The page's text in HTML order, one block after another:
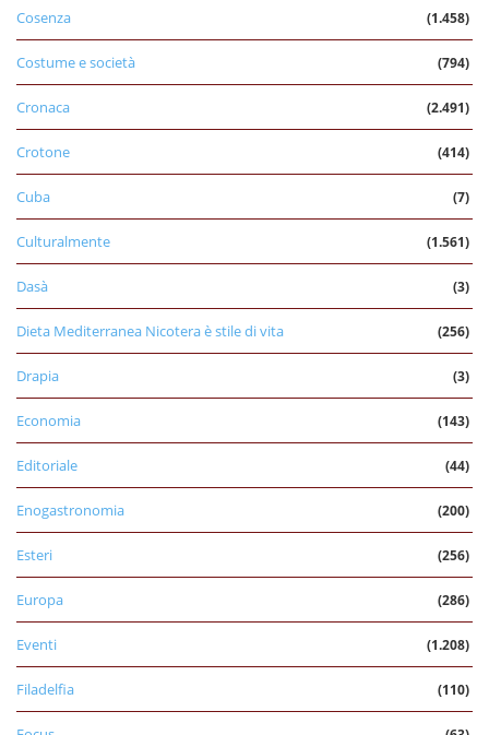
Cosenza (1.458)
Costume e società (794)
Cronaca (2.491)
Crotone (414)
Cuba (7)
Culturalmente (1.561)
Dasà (3)
Dieta Mediterranea Nicotera è stile di vita (256)
Drapia (3)
Economia (143)
Editoriale (44)
Enogastronomia (200)
Esteri (256)
Europa (286)
Eventi (1.208)
Filadelfia (110)